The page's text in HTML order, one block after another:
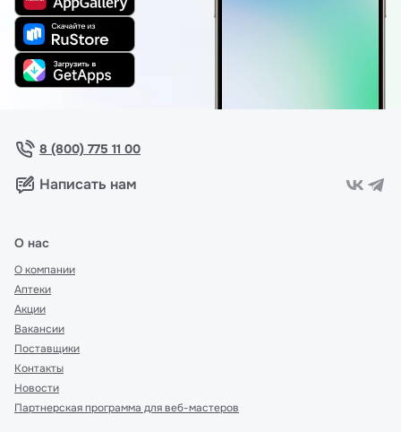
8 (800) 775 11 00
Написать нам
О нас
О компании
Аптеки
Акции
Вакансии
Поставщики
Контакты
Новости
Партнерская программа для веб-мастеров